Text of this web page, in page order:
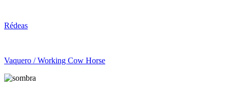
Rédeas
Vaquero / Working Cow Horse